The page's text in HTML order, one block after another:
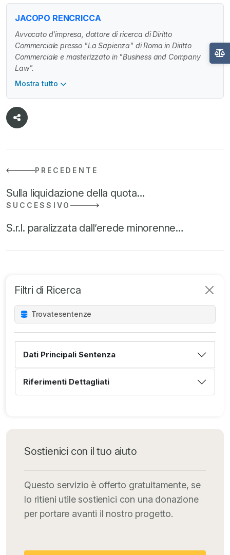
JACOPO RENCRICCA
Avvocato d'impresa, dottore di ricerca di Diritto
Commerciale presso "La Sapienza" di Roma in Diritto
Commerciale e masterizzato in "Business and Company
Law".
Mostra tutto
PRECEDENTE
Sulla liquidazione della quota…
SUCCESSIVO
S.r.l. paralizzata dall’erede minorenne…
Filtri di Ricerca
Trovatesentenze
Dati Principali Sentenza
Riferimenti Dettagliati
Sostienici con il tuo aiuto
Questo servizio è offerto gratuitamente, se
lo ritieni utile sostienici con una donazione
per portare avanti il nostro progetto.